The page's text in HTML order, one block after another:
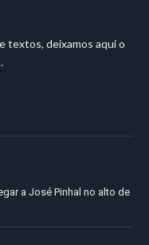
textos, deixamos aqui o
.
a José Pinhal no alto de